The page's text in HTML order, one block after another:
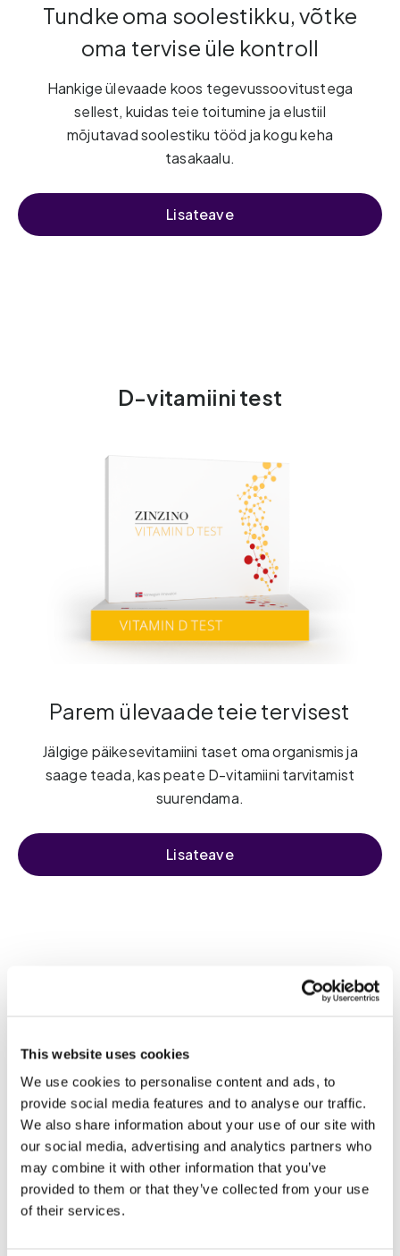
This website uses cookies
We use cookies to personalise content and ads, to
provide social media features and to analyse our traffic.
We also share information about your use of our site with
our social media, advertising and analytics partners who
may combine it with other information that you’ve
provided to them or that they’ve collected from your use
of their services.
Tundke oma soolestikku, võtke
oma tervise üle kontroll
Hankige ülevaade koos tegevussoovitustega
sellest, kuidas teie toitumine ja elustiil
mõjutavad soolestiku tööd ja kogu keha
tasakaalu.
Lisateave
D-vitamiini test
Parem ülevaade teie tervisest
Jälgige päikesevitamiini taset oma organismis ja
saage teada, kas peate D-vitamiini tarvitamist
suurendama.
Lisateave